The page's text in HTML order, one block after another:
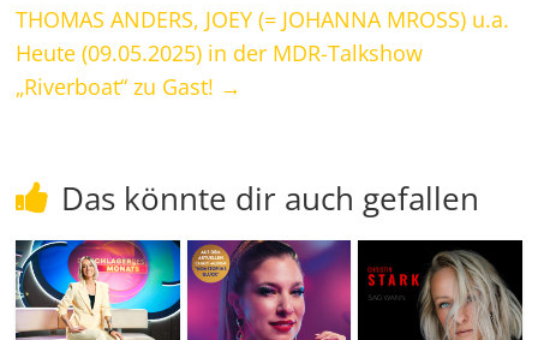
THOMAS ANDERS, JOEY (= JOHANNA MROSS) u.a.
Heute (09.05.2025) in der MDR-Talkshow
„Riverboat“ zu Gast! →
Das könnte dir auch gefallen